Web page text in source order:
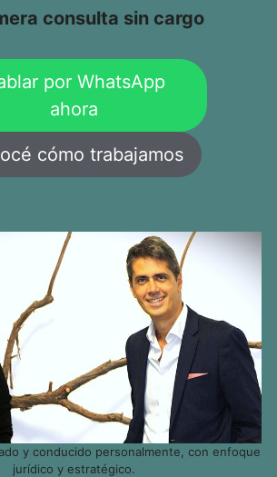
consulta sin cargo
por WhatsApp
ahora
cómo trabajamos
y conducido personalmente, con enfoque
jurídico y estratégico.